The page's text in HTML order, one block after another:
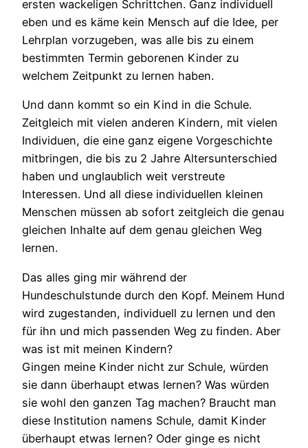
ersten wackeligen Schrittchen. Ganz individuell
eben und es käme kein Mensch auf die Idee, per
Lehrplan vorzugeben, was alle bis zu einem
bestimmten Termin geborenen Kinder zu
welchem Zeitpunkt zu lernen haben.
Und dann kommt so ein Kind in die Schule.
Zeitgleich mit vielen anderen Kindern, mit vielen
Individuen, die eine ganz eigene Vorgeschichte
mitbringen, die bis zu 2 Jahre Altersunterschied
haben und unglaublich weit verstreute
Interessen. Und all diese individuellen kleinen
Menschen müssen ab sofort zeitgleich die genau
gleichen Inhalte auf dem genau gleichen Weg
lernen.
Das alles ging mir während der
Hundeschulstunde durch den Kopf. Meinem Hund
wird zugestanden, individuell zu lernen und den
für ihn und mich passenden Weg zu finden. Aber
was ist mit meinen Kindern?
Gingen meine Kinder nicht zur Schule, würden
sie dann überhaupt etwas lernen? Was würden
sie wohl den ganzen Tag machen? Braucht man
diese Institution namens Schule, damit Kinder
überhaupt etwas lernen? Oder ginge es nicht